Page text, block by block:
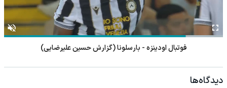
فوتبال اودینزه - بارسلونا (گزارش حسین علیرضایی)
دیدگاه‌ها